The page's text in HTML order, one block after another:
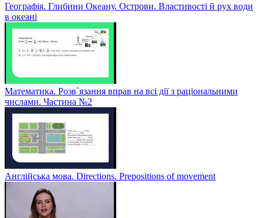
Географія. Глибини Океану. Острови. Властивості й рух води
в океані
Математика. Розв`язання вправ на всі дії з раціональними
числами. Частина №2
Англійська мова. Directions. Prepositions of movement